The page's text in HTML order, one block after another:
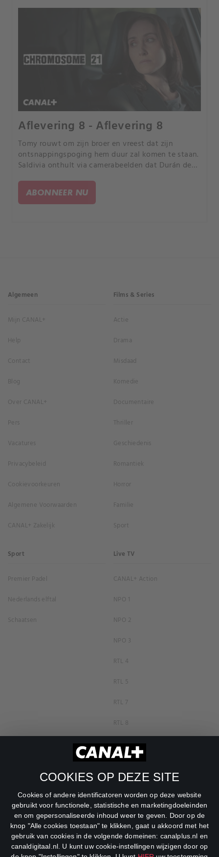
COOKIES OP DEZE SITE
Cookies of andere identificatoren worden op deze website
gebruikt voor functionele, statistische en marketingdoeleinden
en om gepersonaliseerde inhoud weer te geven. Door op de
knop "Alle cookies toestaan" te klikken, gaat u akkoord met het
gebruik van cookies in de volgende domeinen: canalplus.nl en
canaldigitaal.nl. U kunt uw cookie-instellingen wijzigen door op
Aflevering 8 - Aflevering 8
Tomy rouwt om zijn broer en vreest dat zijn
ontsnappingspoging hem duur zal komen te staan.
Saldivia onthult via camerabeelden dat Durán de
stoppen?.
ABONNEER NU
Algemeen
Mijn CANAL+
Help
Contact
Blog
Over CANAL+
Pers
Vacatures
Privacybeleid
Cookievoorkeuren
Algemene Voorwaarden
CANAL+ Zakelijk
Films & Series
Actie
Drama
Misdaad
Komedie
Documentaire
Thriller
Geschiedenis
Romantiek
Horror
Familie
Sport
Sport
Premier Padel
Nederlands elftal
Schaatsen
Live TV
CANAL+ Action
NPO 1
NPO 2
NPO 3
RTL 4
RTL 5
RTL 7
RTL 8
RTL Z
SBS6
Net5
Veronica
DreamWorks Channel